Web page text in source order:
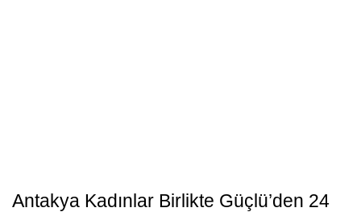
Antakya Kadınlar Birlikte Güçlü’den 24